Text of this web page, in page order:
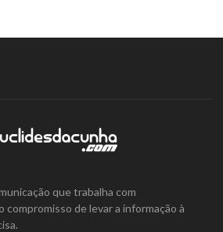
que trabalha com
compromisso de levar a informação à